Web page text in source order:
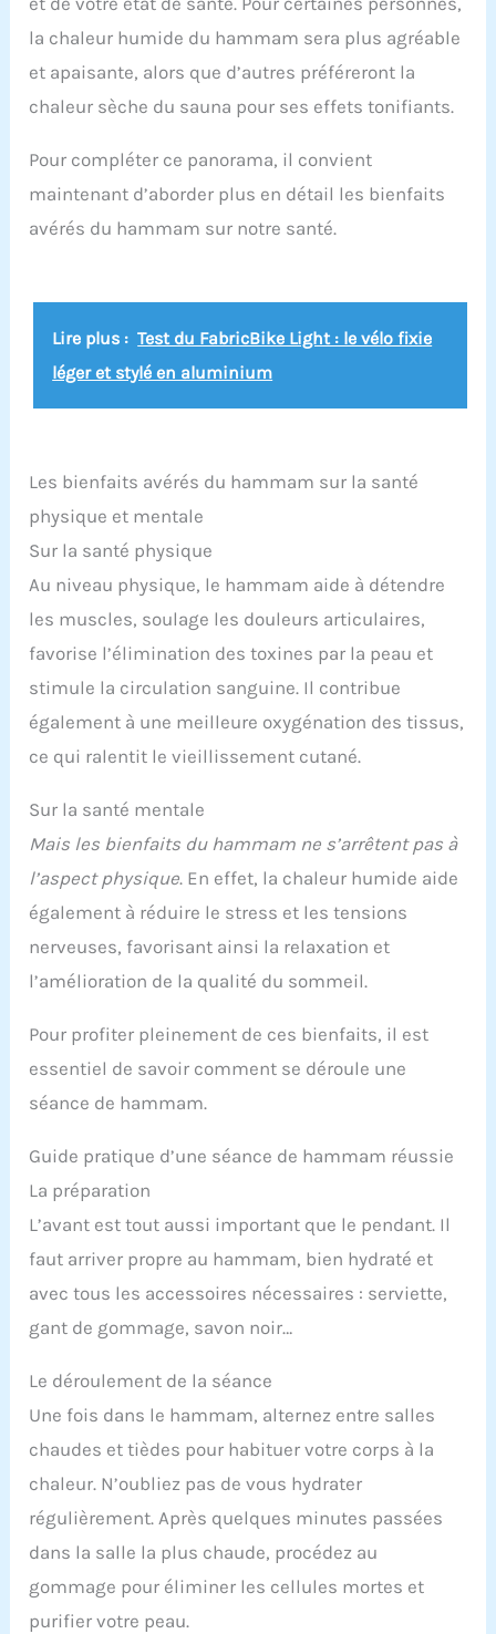
la chaleur humide du hammam sera plus agréable
et apaisante, alors que d’autres préféreront la
chaleur sèche du sauna pour ses effets tonifiants.
Pour compléter ce panorama, il convient
maintenant d’aborder plus en détail les bienfaits
avérés du hammam sur notre santé.
Lire plus : Test du FabricBike Light : le vélo fixie
léger et stylé en aluminium
Les bienfaits avérés du hammam sur la santé
physique et mentale
Sur la santé physique
Au niveau physique, le hammam aide à détendre
les muscles, soulage les douleurs articulaires,
favorise l’élimination des toxines par la peau et
stimule la circulation sanguine. Il contribue
également à une meilleure oxygénation des tissus,
ce qui ralentit le vieillissement cutané.
Sur la santé mentale
Mais les bienfaits du hammam ne s’arrêtent pas à
l’aspect physique. En effet, la chaleur humide aide
également à réduire le stress et les tensions
nerveuses, favorisant ainsi la relaxation et
l’amélioration de la qualité du sommeil.
Pour profiter pleinement de ces bienfaits, il est
essentiel de savoir comment se déroule une
séance de hammam.
Guide pratique d’une séance de hammam réussie
La préparation
L’avant est tout aussi important que le pendant. Il
faut arriver propre au hammam, bien hydraté et
avec tous les accessoires nécessaires : serviette,
gant de gommage, savon noir…
Le déroulement de la séance
Une fois dans le hammam, alternez entre salles
chaudes et tièdes pour habituer votre corps à la
chaleur. N’oubliez pas de vous hydrater
régulièrement. Après quelques minutes passées
dans la salle la plus chaude, procédez au
gommage pour éliminer les cellules mortes et
purifier votre peau.